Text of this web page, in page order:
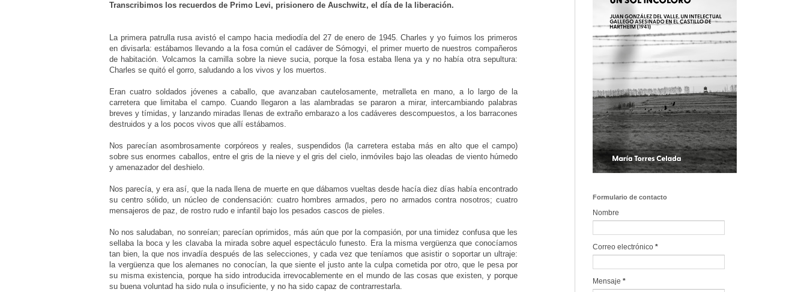
Transcribimos los recuerdos de Primo Levi, prisionero de Auschwitz, el día de la liberación.
La primera patrulla rusa avistó el campo hacia mediodía del 27 de enero de 1945. Charles y yo fuimos los primeros
en divisarla: estábamos llevando a la fosa común el cadáver de Sómogyi, el primer muerto de nuestros compañeros
de habitación. Volcamos la camilla sobre la nieve sucia, porque la fosa estaba llena ya y no había otra sepultura:
Charles se quitó el gorro, saludando a los vivos y los muertos.
Eran cuatro soldados jóvenes a caballo, que avanzaban cautelosamente, metralleta en mano, a lo largo de la
carretera que limitaba el campo. Cuando llegaron a las alambradas se pararon a mirar, intercambiando palabras
breves y tímidas, y lanzando miradas llenas de extraño embarazo a los cadáveres descompuestos, a los barracones
destruidos y a los pocos vivos que allí estábamos.
Nos parecían asombrosamente corpóreos y reales, suspendidos (la carretera estaba más en alto que el campo)
sobre sus enormes caballos, entre el gris de la nieve y el gris del cielo, inmóviles bajo las oleadas de viento húmedo
y amenazador del deshielo.
Nos parecía, y era así, que la nada llena de muerte en que dábamos vueltas desde hacía diez días había encontrado
su centro sólido, un núcleo de condensación: cuatro hombres armados, pero no armados contra nosotros; cuatro
mensajeros de paz, de rostro rudo e infantil bajo los pesados cascos de pieles.
No nos saludaban, no sonreían; parecían oprimidos, más aún que por la compasión, por una timidez confusa que les
sellaba la boca y les clavaba la mirada sobre aquel espectáculo funesto. Era la misma vergüenza que conocíamos
tan bien, la que nos invadía después de las selecciones, y cada vez que teníamos que asistir o soportar un ultraje:
la vergüenza que los alemanes no conocían, la que siente el justo ante la culpa cometida por otro, que le pesa por
su misma existencia, porque ha sido introducida irrevocablemente en el mundo de las cosas que existen, y porque
su buena voluntad ha sido nula o insuficiente, y no ha sido capaz de contrarrestarla.
Formulario de contacto
Nombre
Correo electrónico *
Mensaje *